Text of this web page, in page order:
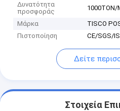
Δυνατότητα
προσφοράς
1000TON/
Μάρκα
TISCO
Πιστοποίηση
CE/SGS/
Δείτε
Στοιχεία